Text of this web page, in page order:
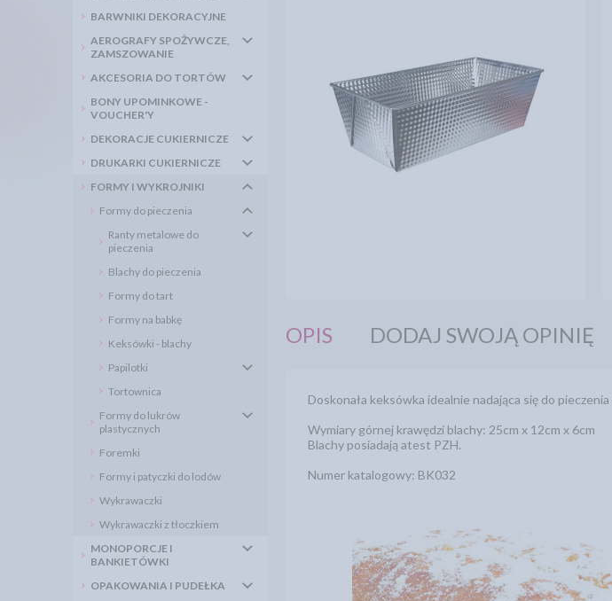
BARWNIKI DEKORACYJNE
AEROGRAFY SPOŻYWCZE,
ZAMSZOWANIE
AKCESORIA DO TORTÓW
BONY UPOMINKOWE -
VOUCHER'Y
DEKORACJE CUKIERNICZE
DRUKARKI CUKIERNICZE
FORMY I WYKROJNIKI
Formy do pieczenia
Ranty metalowe do
pieczenia
Blachy do pieczenia
Formy do tart
Formy na babkę
Keksówki - blachy
Papilotki
Tortownica
Formy do lukrów
plastycznych
Foremki
Formy i patyczki do lodów
Wykrawaczki
Wykrawaczki z tłoczkiem
MONOPORCJE I
BANKIETÓWKI
OPAKOWANIA I PUDEŁKA
OPIS DODAJ SWOJĄ OPINIĘ
Doskonała keksówka idealnie nadająca się do
Wymiary górnej krawędzi blachy: 25cm x 12cm x 6cm
Blachy posiadają atest PZH.
Numer katalogowy: BK032